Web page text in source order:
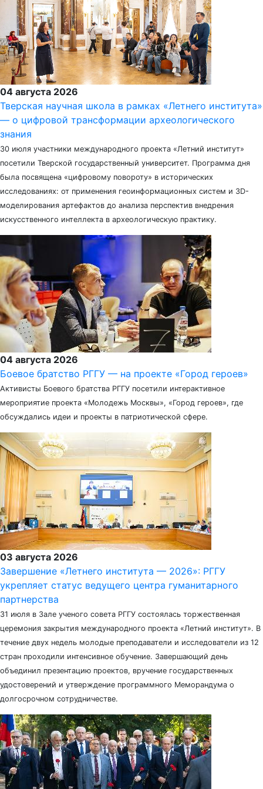
04 августа 2026
Тверская научная школа в рамках «Летнего института»
— о цифровой трансформации археологического
знания
30 июля участники международного проекта «Летний институт»
посетили Тверской государственный университет. Программа дня
была посвящена «цифровому повороту» в исторических
исследованиях: от применения геоинформационных систем и 3D-
моделирования артефактов до анализа перспектив внедрения
искусственного интеллекта в археологическую практику.
04 августа 2026
Боевое братство РГГУ — на проекте «Город героев»
Активисты Боевого братства РГГУ посетили интерактивное
мероприятие проекта «Молодежь Москвы», «Город героев», где
обсуждались идеи и проекты в патриотической сфере.
03 августа 2026
Завершение «Летнего института — 2026»: РГГУ
укрепляет статус ведущего центра гуманитарного
партнерства
31 июля в Зале ученого совета РГГУ состоялась торжественная
церемония закрытия международного проекта «Летний институт». В
течение двух недель молодые преподаватели и исследователи из 12
стран проходили интенсивное обучение. Завершающий день
объединил презентацию проектов, вручение государственных
удостоверений и утверждение программного Меморандума о
долгосрочном сотрудничестве.